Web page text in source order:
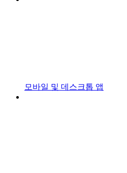
모바일 및 데스크톱 앱